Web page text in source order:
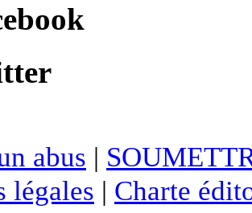
abus |
légales | Charte